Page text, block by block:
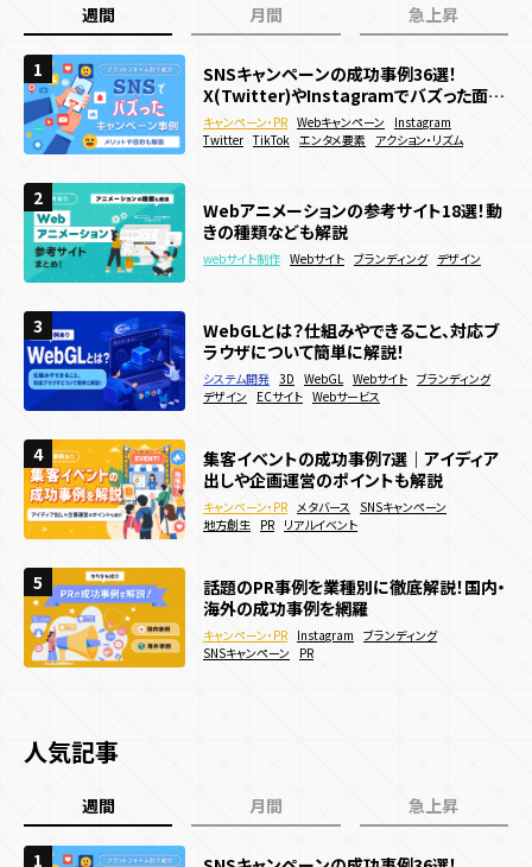
週間 月間 急上昇
1
SNSキャンペーンの成功事例36選！
X(Twitter)やInstagramでバズった面白
い企画を紹介
キャンペーン・PR Webキャンペーン
Instagram
Twitter TikTok エンタメ要素 アクション・リズム
2
Webアニメーションの参考サイト18選！動
きの種類なども解説
webサイト制作 Webサイト ブランディング デザイン
3
WebGLとは？仕組みやできること、対応ブ
ラウザについて簡単に解説！
システム開発 3D WebGL Webサイト ブランディング
デザイン
ECサイト Webサービス
4
集客イベントの成功事例7選｜アイディア
出しや企画運営のポイントも解説
キャンペーン・PR メタバース
SNSキャンペーン
地方創生 PR リアルイベント
5
話題のPR事例を業種別に徹底解説！国内・
海外の成功事例を網羅
キャンペーン・PR Instagram ブランディング
SNSキャンペーン
PR
1
SNSキャンペーンの成功事例36選！
X(Twitter)やInstagramでバズった面白
い企画を紹介
キャンペーン・PR Webキャンペーン
Instagram
Twitter TikTok エンタメ要素 アクション・リズム
2
WebGLとは？仕組みやできること、対応ブ
ラウザについて簡単に解説！
システム開発 Webサイト
デザイン ECサイト Webサービス
3
Webアニメーションの参考サイト18選！動
きの種類なども解説
webサイト制作 Webサイト ブランディング デザイン
4
集客イベントの成功事例7選｜アイディア
出しや企画運営のポイントも解説
キャンペーン・PR メタバース
SNSキャンペーン
地方創生 PR リアルイベント
5
Webサイトに3Dアニメーションを導入した
い！作り方やメリットを徹底解説
webサイト制作 3D WebGL Webサイト
アニメーション サービス・ブランドサイト
1
WebGL/theree.js参考サイト 日本・海外
最新事例39選
webサイト制作 3D Webキャンペーン WebGL
コーポレートサイト サービス・ブランドサイト メーカー
2
動きのあるWebサイトの作り方は？メリッ
トやデメリットも解説
webサイト制作 Webサイト ブランディング 販売促進
3
Webサイトに3Dアニメーションを導入した
い！作り方やメリットを徹底解説
webサイト制作 3D WebGL Webサイト
アニメーション サービス・ブランドサイト
4
ECサイトで効果的な販促キャンペーン施
策15選！効果的な実施方法などを解説
キャンペーン・PR Webキャンペーン ECサイト
5
夏キャンペーン事例20選を紹介！メリット
や制作方法も解説！
Webキャンペーン
デジタルスタンプラリー 認知拡大 販売促進
夏キャンペーン 人気投票・ランキング
人気記事
週間 月間 急上昇
1
1
1